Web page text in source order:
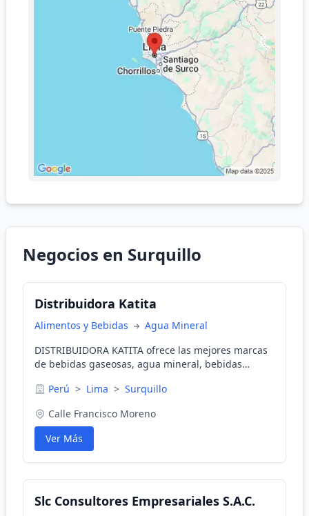
Negocios en Surquillo
Distribuidora Katita
Alimentos y Bebidas
Agua Mineral
DISTRIBUIDORA KATITA ofrece las mejores marcas
de bebidas gaseosas, agua mineral, bebidas
TODOS LOS DISTRITOS Atendemos todo tipo de
colegios, restaurantes, oficinas, estudios de
abogados, discotecas, cafeterías y público en
general. Bidones de agua, Frugos, Gatorade,
rehidratantes. "Ofrecemos delivery a los distritos
en diferentes marcas. Consultas al correo:
Perú > Lima > Surquillo
Calle Francisco Moreno
Ver Más
Slc Consultores Empresariales S.A.C.